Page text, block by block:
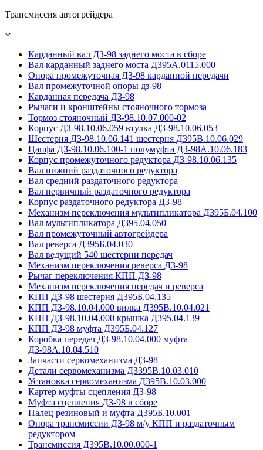
Трансмиссия автогрейдера
Карданный вал ДЗ-98 заднего моста в сборе
Вал карданный заднего моста Д395А.0115.000
Опора промежуточная ДЗ-98 карданной передачи
Вал промежуточной опоры дз-98
Карданная передача ДЗ-98
Рычаги и кронштейны стояночного тормоза
Тормоз стояночный ДЗ-98.10.07.000-02
Корпус ДЗ-98.10.06.059 втулка ДЗ-98.10.06.053
Шестерня ДЗ-98.10.06.141 шестерня Д395В.10.06.029
Цапфа ДЗ-98.10.06.100-1 полумуфта ДЗ-98А.10.06.183
Корпус промежуточного редуктора ДЗ-98.10.06.135
Вал нижний раздаточного редуктора
Вал средний раздаточного редуктора
Вал первичный раздаточного редуктора
Корпус раздаточного редуктора ДЗ-98
Механизм переключения мультипликатора Д395Б.04.100
Вал мультипликатора Д395.04.050
Вал промежуточный автогрейдера
Вал реверса Д395Б.04.030
Вал ведущий 540 шестерни передач
Механизм переключения реверса ДЗ-98
Рычаг переключения КПП ДЗ-98
Механизм переключения передач и реверса
КПП ДЗ-98 шестерня Д395Б.04.135
КПП ДЗ-98.10.04.000 вилка Д395В.10.04.021
КПП ДЗ-98.10.04.000 крышка Д395.04.139
КПП ДЗ-98 муфта Д395Б.04.127
Коробка передач ДЗ-98.10.04.000 муфта
ДЗ-98А.10.04.510
Запчасти сервомеханизма ДЗ-98
Детали сервомеханизма ДЗ395В.10.03.010
Установка сервомеханизма Д395В.10.03.000
Картер муфты сцепления ДЗ-98
Муфта сцепления ДЗ-98 в сборе
Палец резиновый и муфта Д395Б.10.001
Опора трансмиссии ДЗ-98 м/у КПП и раздаточным
редуктором
Трансмиссия Д395В.10.00.000-1